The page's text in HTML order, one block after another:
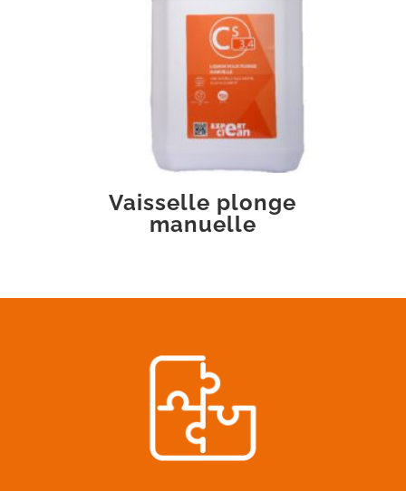
Vaisselle plonge
manuelle